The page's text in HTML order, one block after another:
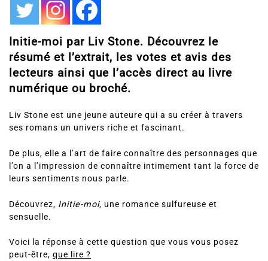
Initie-moi par Liv Stone. Découvrez le
résumé et l’extrait, les votes et avis des
lecteurs ainsi que l’accès direct au livre
numérique ou broché.
Liv Stone est une jeune auteure qui a su créer à travers
ses romans un univers riche et fascinant.
De plus, elle a l’art de faire connaître des personnages que
l’on a l’impression de connaître intimement tant la force de
leurs sentiments nous parle.
Découvrez, Initie-moi, une romance sulfureuse et
sensuelle.
Voici la réponse à cette question que vous vous posez
peut-être, que lire ?